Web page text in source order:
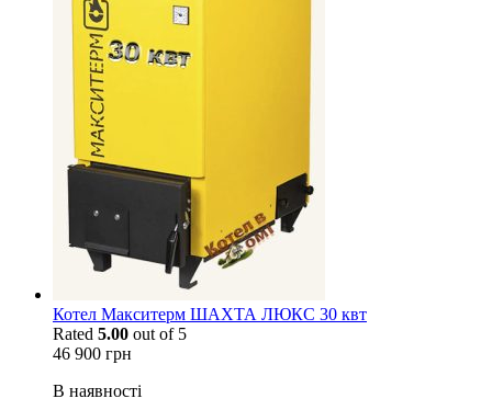
Котел Макситерм ШАХТА ЛЮКС 30 квт
Rated 5.00 out of 5
46 900 грн
В наявності